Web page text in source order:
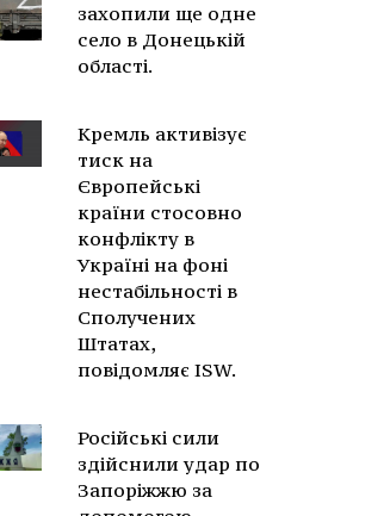
захопили ще одне
село в Донецькій
області.
Кремль активізує
тиск на
Європейські
країни стосовно
конфлікту в
Україні на фоні
нестабільності в
Сполучених
Штатах,
повідомляє ISW.
Російські сили
здійснили удар по
Запоріжжю за